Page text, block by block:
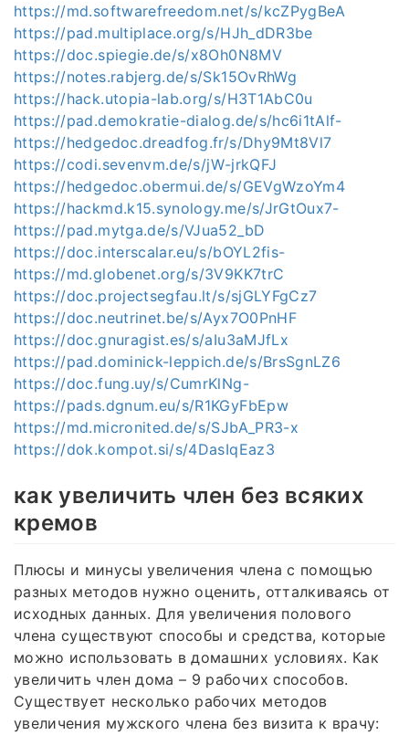
https://md.softwarefreedom.net/s/kcZPygBeA
https://pad.multiplace.org/s/HJh_dDR3be
https://doc.spiegie.de/s/x8Oh0N8MV
https://notes.rabjerg.de/s/Sk15OvRhWg
https://hack.utopia-lab.org/s/H3T1AbC0u
https://pad.demokratie-dialog.de/s/hc6i1tAlf-
https://hedgedoc.dreadfog.fr/s/Dhy9Mt8Vl7
https://codi.sevenvm.de/s/jW-jrkQFJ
https://hedgedoc.obermui.de/s/GEVgWzoYm4
https://hackmd.k15.synology.me/s/JrGtOux7-
https://pad.mytga.de/s/VJua52_bD
https://doc.interscalar.eu/s/bOYL2fis-
https://md.globenet.org/s/3V9KK7trC
https://doc.projectsegfau.lt/s/sjGLYFgCz7
https://doc.neutrinet.be/s/Ayx7O0PnHF
https://doc.gnuragist.es/s/aIu3aMJfLx
https://pad.dominick-leppich.de/s/BrsSgnLZ6
https://doc.fung.uy/s/CumrKlNg-
https://pads.dgnum.eu/s/R1KGyFbEpw
https://md.micronited.de/s/SJbA_PR3-x
https://dok.kompot.si/s/4DasIqEaz3
как увеличить член без всяких
кремов
Плюсы и минусы увеличения члена с помощью
разных методов нужно оценить, отталкиваясь от
исходных данных. Для увеличения полового
члена существуют способы и средства, которые
можно использовать в домашних условиях. Как
увеличить член дома – 9 рабочих способов.
Существует несколько рабочих методов
увеличения мужского члена без визита к врачу: